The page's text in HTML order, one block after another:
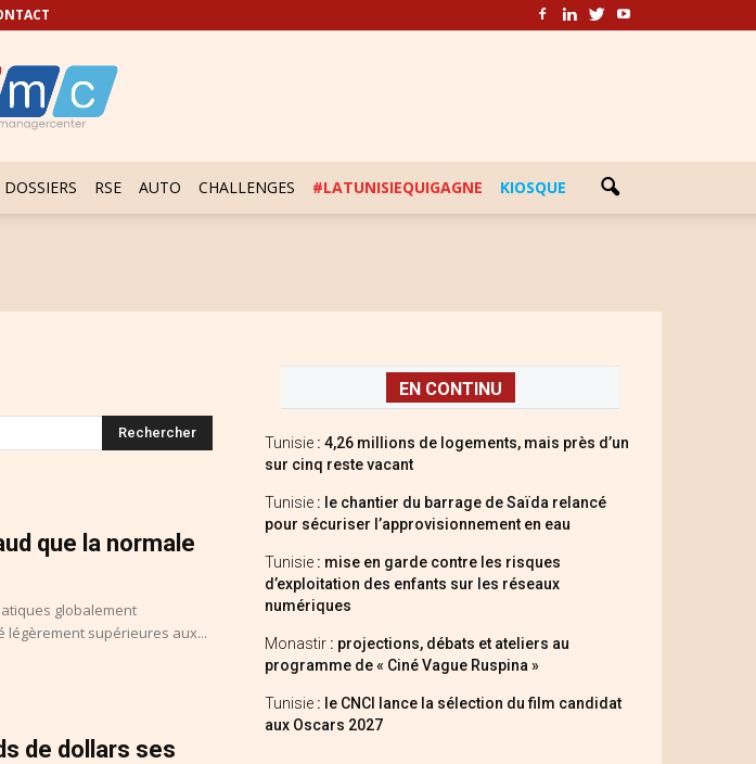
DOSSIERS RSE AUTO CHALLENGES #LATUNISIEQUIGAGNE KIOSQUE
que la normale
globalement
légèrement supérieures aux...
de dollars ses
EN CONTINU
Tunisie : 4,26 millions de logements, mais près d’un
sur cinq reste vacant
Tunisie : le chantier du barrage de Saïda relancé
pour sécuriser l’approvisionnement en eau
Tunisie : mise en garde contre les risques
d’exploitation des enfants sur les réseaux
numériques
Monastir : projections, débats et ateliers au
programme de « Ciné Vague Ruspina »
Tunisie : le CNCI lance la sélection du film candidat
aux Oscars 2027